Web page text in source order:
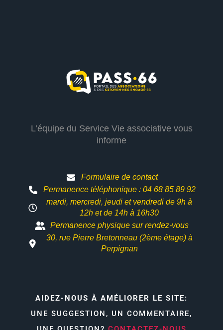
L’équipe du Service Vie associative vous
informe
Formulaire de contact
Permanence téléphonique : 04 68 85 89 92
mardi, mercredi, jeudi et vendredi de 9h à
12h etde 14h à 16h30
Permanence physique sur rendez-vous
30, rue Pierre Bretonneau (2ème étage) à
Perpignan
AIDEZ-NOUS À AMÉLIORER LE SITE:
UNE SUGGESTION, UN COMMENTAIRE,